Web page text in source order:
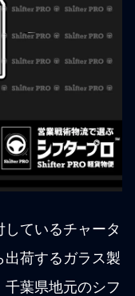
ているチャータ
出荷するガラス製
葉県地元のシフ